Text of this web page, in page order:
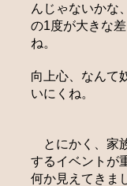
んじゃないかな
の1度が大きな
ね。
向上心、なんて
いにくね。
とにかく、家
するイベントが
何か見えてきま